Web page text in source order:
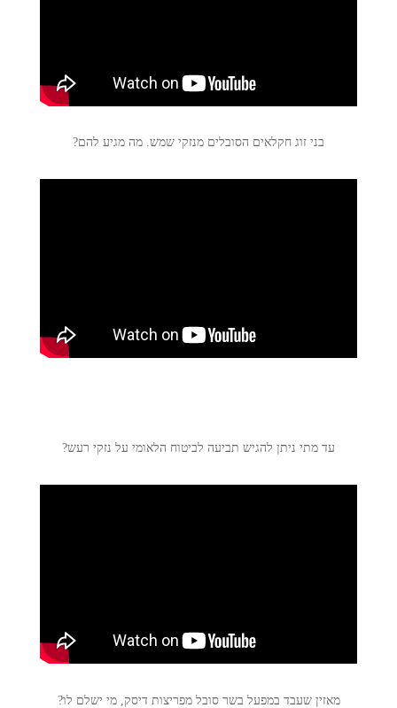
בני זוג חקלאים הסובלים מנזקי שמש. מה מגיע להם?
עד מתי ניתן להגיש תביעה לביטוח הלאומי על נזקי רעש?
מאזין שעבד במפעל בשר סובל מפריצות דיסק, מי ישלם לו?